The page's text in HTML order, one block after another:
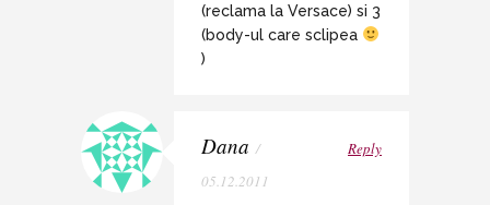
(reclama la Versace) si 3
(body-ul care sclipea
)
Dana /
05.12.2011
Reply